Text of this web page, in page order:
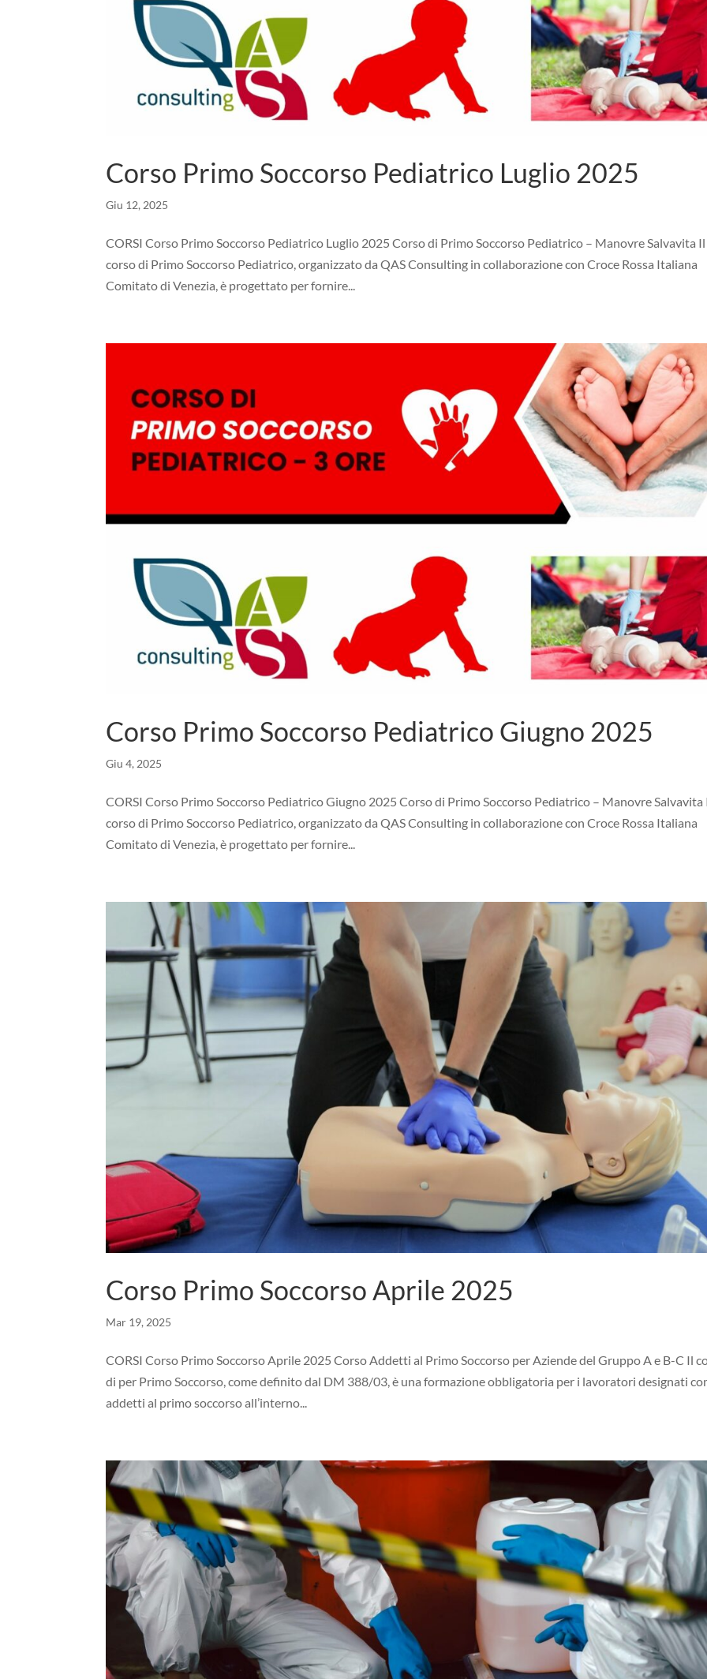
Corso Primo Soccorso Pediatrico Luglio 2025
Giu 12, 2025
CORSI Corso Primo Soccorso Pediatrico Luglio 2025 Corso di Primo Soccorso Pediatrico – Manovre Salvavita Il
corso di Primo Soccorso Pediatrico, organizzato da QAS Consulting in collaborazione con Croce Rossa Italiana
Comitato di Venezia, è progettato per fornire...
Corso Primo Soccorso Pediatrico Giugno 2025
Giu 4, 2025
CORSI Corso Primo Soccorso Pediatrico Giugno 2025 Corso di Primo Soccorso Pediatrico – Manovre Salvavita
corso di Primo Soccorso Pediatrico, organizzato da QAS Consulting in collaborazione con Croce Rossa Italiana
Comitato di Venezia, è progettato per fornire...
Corso Primo Soccorso Aprile 2025
Mar 19, 2025
CORSI Corso Primo Soccorso Aprile 2025 Corso Addetti al Primo Soccorso per Aziende del Gruppo A e B-C Il
di per Primo Soccorso, come definito dal DM 388/03, è una formazione obbligatoria per i lavoratori designati
addetti al primo soccorso all’interno...